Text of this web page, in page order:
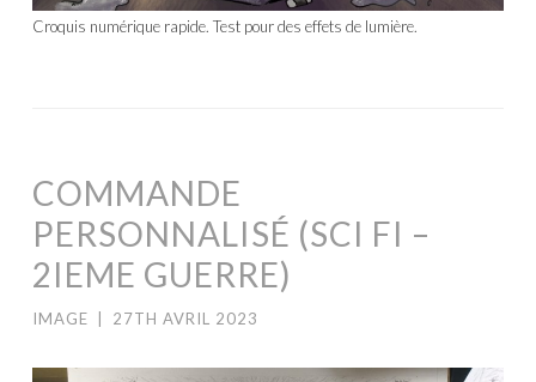
Croquis numérique rapide. Test pour des effets de lumière.
COMMANDE
PERSONNALISÉ (SCI FI –
2IEME GUERRE)
IMAGE 27TH AVRIL 2023